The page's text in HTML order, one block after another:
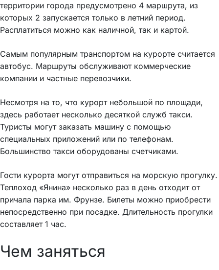
территории города предусмотрено 4 маршрута, из
которых 2 запускается только в летний период.
Расплатиться можно как наличной, так и картой.
Самым популярным транспортом на курорте считается
автобус. Маршруты обслуживают коммерческие
компании и частные перевозчики.
Несмотря на то, что курорт небольшой по площади,
здесь работает несколько десяткой служб такси.
Туристы могут заказать машину с помощью
специальных приложений или по телефонам.
Большинство такси оборудованы счетчиками.
Гости курорта могут отправиться на морскую прогулку.
Теплоход «Янина» несколько раз в день отходит от
причала парка им. Фрунзе. Билеты можно приобрести
непосредственно при посадке. Длительность прогулки
составляет 1 час.
Чем заняться